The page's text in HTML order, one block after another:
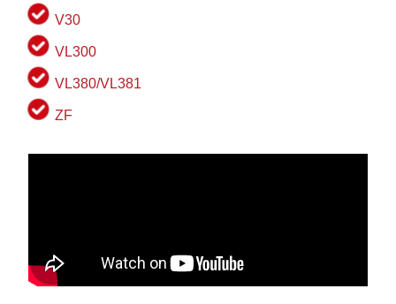
V30
VL300
VL380/VL381
ZF